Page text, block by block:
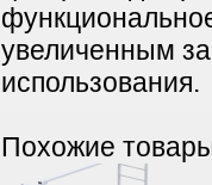
увеличенным
использования.
Похожие